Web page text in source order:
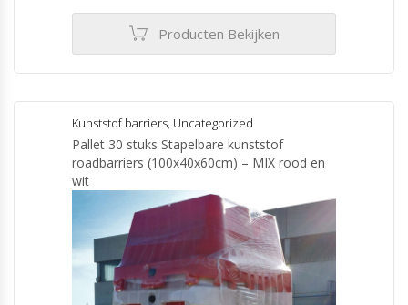
€136.50
Producten Bekijken
Kunststof barriers, Uncategorized
Pallet 30 stuks Stapelbare kunststof
roadbarriers (100x40x60cm) – MIX rood en
wit